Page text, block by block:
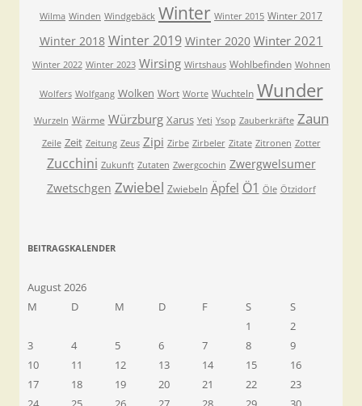
Wilma Winden Windgebäck Winter Winter 2015 Winter 2017
Winter 2018 Winter 2019 Winter 2020 Winter 2021
Winter 2022 Winter 2023 Wirsing Wirtshaus Wohlbefinden Wohnen
Wolfers Wolfgang Wolken Wort Worte Wuchteln Wunder
Wurzeln Wärme Würzburg Xarus Yeti Ysop Zauberkräfte Zaun
Zeile Zeit Zeitung Zeus Zipi Zirbe Zirbeler Zitate Zitronen Zotter
Zucchini Zukunft Zutaten Zwergcochin Zwergwelsumer
Zwetschgen Zwiebel Zwiebeln Äpfel Ö1 Öle Ötzidorf
BEITRAGSKALENDER
August 2026
M
D M D F S
S
1
2
3
4 5 6 7 8
9
10
11 12 13 14 15
16
17
18 19 20 21 22
23